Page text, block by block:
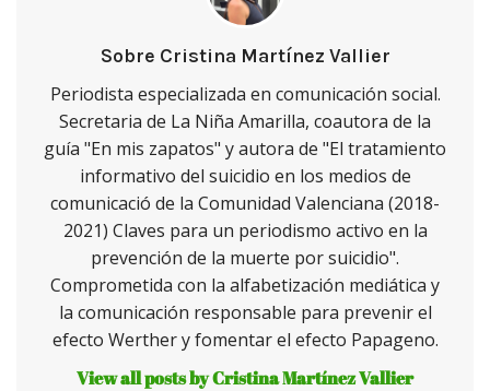
Sobre Cristina Martínez Vallier
Periodista especializada en comunicación social.
Secretaria de La Niña Amarilla, coautora de la
guía "En mis zapatos" y autora de "El tratamiento
informativo del suicidio en los medios de
comunicació de la Comunidad Valenciana (2018-
2021) Claves para un periodismo activo en la
prevención de la muerte por suicidio".
Comprometida con la alfabetización mediática y
la comunicación responsable para prevenir el
efecto Werther y fomentar el efecto Papageno.
View all posts by Cristina Martínez Vallier